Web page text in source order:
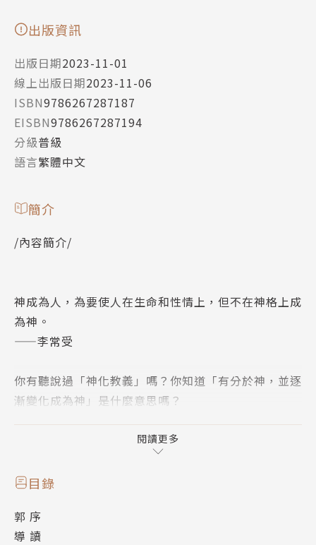
出版資訊
出版日期2023-11-01
線上出版日期2023-11-06
ISBN9786267287187
EISBN9786267287194
分級普級
語言繁體中文
簡介
/內容簡介/
神成為人，為要使人在生命和性情上，但不在神格上成
為神。
——李常受
你有聽說過「神化教義」嗎？你知道「有分於神，並逐
漸變化成為神」是什麼意思嗎？
濃縮於此書中，使讀者循序漸進地認識何謂「神化教
義」，了解這與正統神學相得益彰的智慧。
更特別的是，作者不僅使用西方的文獻，亦在書中詳盡
躍出，真真實實地環繞在我們周圍。
閱讀更多
目錄
郭 序
導 讀